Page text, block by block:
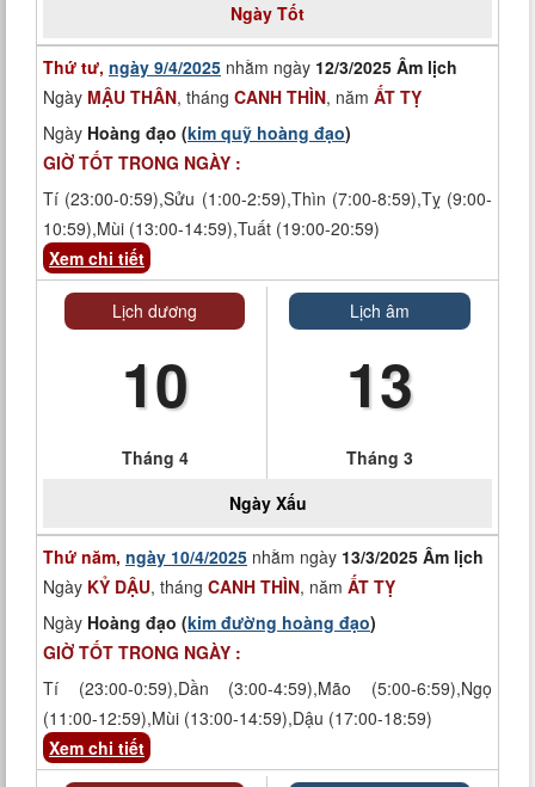
Ngày Tốt
Thứ tư, ngày 9/4/2025 nhằm ngày 12/3/2025 Âm lịch
Ngày MẬU THÂN, tháng CANH THÌN, năm ẤT TỴ
Ngày Hoàng đạo (kim quỹ hoàng đạo)
GIỜ TỐT TRONG NGÀY :
Tí (23:00-0:59),Sửu (1:00-2:59),Thìn (7:00-8:59),Tỵ (9:00-
10:59),Mùi (13:00-14:59),Tuất (19:00-20:59)
Xem chi tiết
Lịch dương
10
Tháng 4
Lịch âm
13
Tháng 3
Ngày Xấu
Thứ năm, ngày 10/4/2025 nhằm ngày 13/3/2025 Âm lịch
Ngày KỶ DẬU, tháng CANH THÌN, năm ẤT TỴ
Ngày Hoàng đạo (kim đường hoàng đạo)
GIỜ TỐT TRONG NGÀY :
Tí (23:00-0:59),Dần (3:00-4:59),Mão (5:00-6:59),Ngọ
(11:00-12:59),Mùi (13:00-14:59),Dậu (17:00-18:59)
Xem chi tiết